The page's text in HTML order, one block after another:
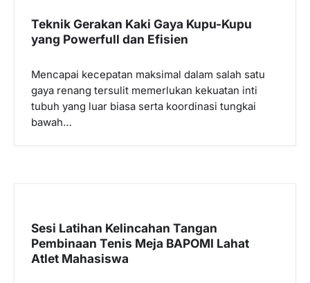
Teknik Gerakan Kaki Gaya Kupu-Kupu
yang Powerfull dan Efisien
Mencapai kecepatan maksimal dalam salah satu
gaya renang tersulit memerlukan kekuatan inti
tubuh yang luar biasa serta koordinasi tungkai
bawah…
Sesi Latihan Kelincahan Tangan
Pembinaan Tenis Meja BAPOMI Lahat
Atlet Mahasiswa